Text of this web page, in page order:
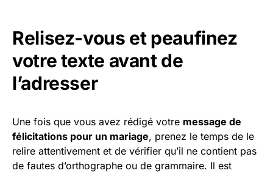
Relisez-vous et peaufinez
votre texte avant de
l’adresser
Une fois que vous avez rédigé votre message de
félicitations pour un mariage, prenez le temps de le
relire attentivement et de vérifier qu’il ne contient pas
de fautes d’orthographe ou de grammaire. Il est